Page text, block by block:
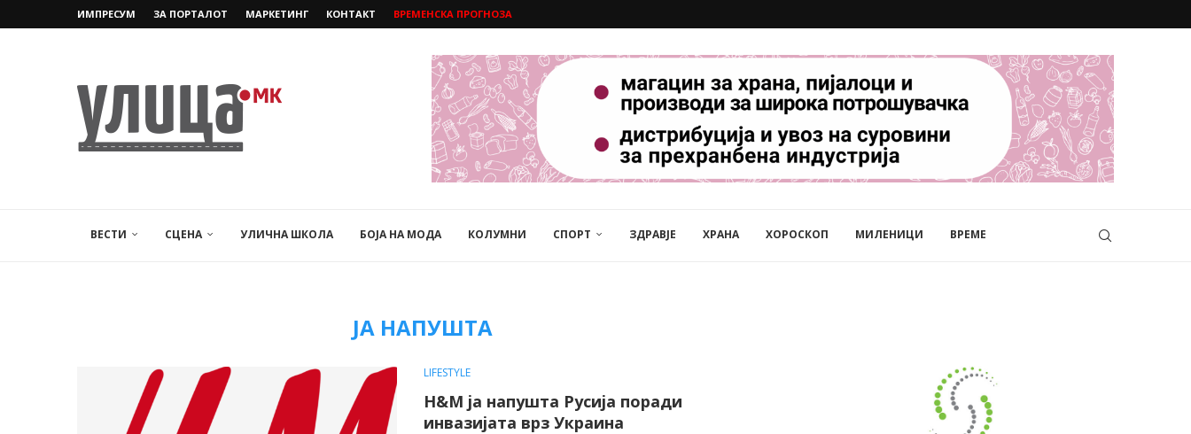
ИМПРЕСУМ ЗА ПОРТАЛОТ МАРКЕТИНГ КОНТАКТ ВРЕМЕНСКА ПРОГНОЗА
ВЕСТИ СЦЕНА УЛИЧНА ШКОЛА БОЈА НА МОДА КОЛУМНИ СПОРТ ЗДРАВЈЕ ХРАНА ХОРОСКОП МИЛЕНИЦИ ВРЕМЕ
ЈА НАПУШТА
LIFESTYLE
H&М ја напушта Русија поради
инвазијата врз Украина